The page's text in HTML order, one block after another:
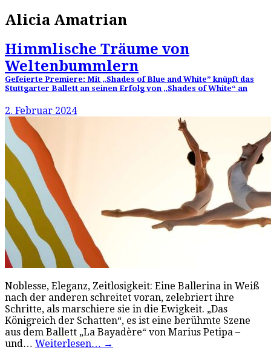
Alicia Amatrian
Himmlische Träume von
Weltenbummlern
Gefeierte Premiere: Mit „Shades of Blue and White” knüpft das
Stuttgarter Ballett an seinen Erfolg von „Shades of White“ an
2. Februar 2024
Noblesse, Eleganz, Zeitlosigkeit: Eine Ballerina in Weiß
nach der anderen schreitet voran, zelebriert ihre
Schritte, als marschiere sie in die Ewigkeit. „Das
Königreich der Schatten“, es ist eine berühmte Szene
aus dem Ballett „La Bayadère“ von Marius Petipa –
und… Weiterlesen… →